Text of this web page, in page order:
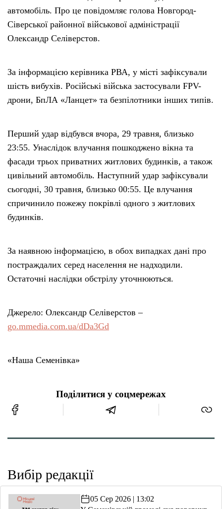
автомобіль. Про це повідомляє голова Новгород-
Сіверської районної військової адміністрації
Олександр Селіверстов.
За інформацією керівника РВА, у місті зафіксували
шість вибухів. Російські війська застосували FPV-
дрони, БпЛА «Ланцет» та безпілотники інших типів.
Перший удар відбувся вчора, 29 травня, близько
23:55. Унаслідок влучання пошкоджено вікна та
фасади трьох приватних житлових будинків, а також
цивільний автомобіль. Наступний удар зафіксували
сьогодні, 30 травня, близько 00:55. Це влучання
спричинило пожежу покрівлі одного з житлових
будинків.
За наявною інформацією, в обох випадках дані про
постраждалих серед населення не надходили.
Остаточні наслідки обстрілу уточнюються.
Джерело: Олександр Селіверстов –
go.mmedia.com.ua/dDa3Gd
«Наша Семенівка»
Поділитися у соцмережах
Вибір редакції
05 Сер 2026 | 13:02